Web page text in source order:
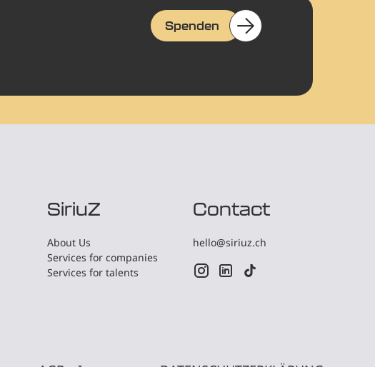
Spenden
SiriuZ
About Us
Services for companies
Services for talents
Contact
hello@siriuz.ch